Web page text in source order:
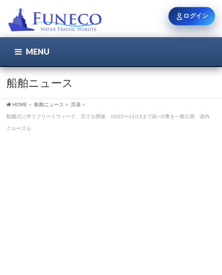
MENU
船舶ニュース
HOME » 船舶ニュース » 呉港 »
観艦式に伴うフリートウィーク、呉でも開催 10/22〜11/13まで延べ5隻を一般公開 港内
クルーズも
ログイン
ユーザー名 / メール